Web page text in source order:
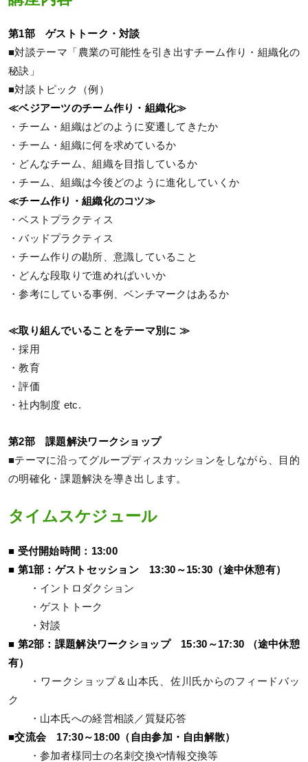
第1部 ゲストトーク・対談
■対談テーマ「農業の可能性を引き出すチーム作り・組織化の
秘訣」
■対談トピック（例）
≪ベジアーツのチーム作り・組織化≫
・チーム・組織はどのように変遷してきたか
・チーム・組織に何を求めているか
・どんなチーム、組織を目指しているか
・チーム、組織は今後どのように進化していくか
≪チーム作り・組織化のコツ≫
・ベストプラクティス
・バッドプラクティス
・チーム作りの勘所、意識していること
・どんな段取りで進めればいいか
・参考にしている事例、ベンチマークはあるか
≪取り組んでいることをテーマ別に ≫
・採⽤
・教育
・評価
・社内制度 etc.
第2部 課題解決ワークショップ
■テーマに沿ってグループディスカッションをしながら、目的
の明確化・課題解決を導き出します。
タイムスケジュール
■ 受付開始時間：13:00
■ 第1部：ゲストセッション 13:30～15:30（途中休憩有）
・イントロダクション
・ゲストトーク
・対談
■ 第2部：課題解決ワークショップ 15:30～17:30 （途中休憩
有）
・ワークショップ＆山本氏、佐川氏からのフィードバッ
ク
・山本氏への経営相談／質疑応答
■交流会 17:30～18:00（自由参加・自由解散）
・参加者様同士の名刺交換や情報交換等